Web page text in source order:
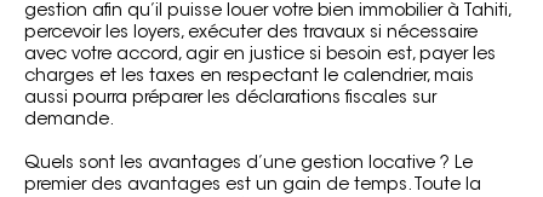
gestion afin qu’il puisse louer votre bien immobilier à Tahiti,
percevoir les loyers, exécuter des travaux si nécessaire
avec votre accord, agir en justice si besoin est, payer les
charges et les taxes en respectant le calendrier, mais
aussi pourra préparer les déclarations fiscales sur
demande.
Quels sont les avantages d’une gestion locative ? Le
premier des avantages est un gain de temps. Toute la